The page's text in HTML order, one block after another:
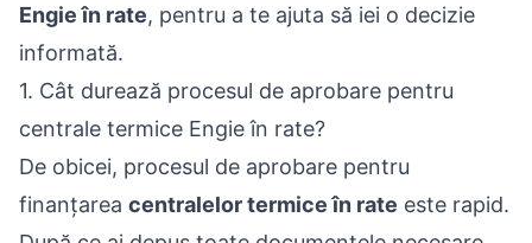
Engie în rate, pentru a te ajuta să iei o decizie
informată.
1. Cât durează procesul de aprobare pentru
centrale termice Engie în rate?
De obicei, procesul de aprobare pentru
finanțarea centralelor termice în rate este rapid.